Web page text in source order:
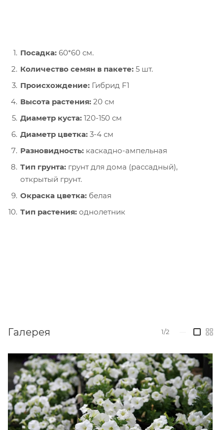
Посадка: 60*60 см.
Количество семян в пакете: 5 шт.
Происхождение: Гибрид F1
Высота растения: 20 см
Диаметр куста: 120-150 см
Диаметр цветка: 3-4 см
Разновидность: каскадно-ампельная
Тип грунта: грунт для дома (рассадный),
открытый грунт.
Окраска цветка: белая
Тип растения: однолетник
Галерея 1/2